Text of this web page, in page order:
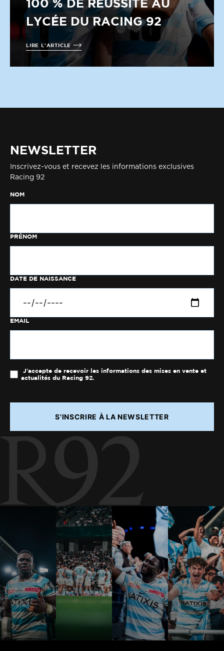
100 % DE RÉUSSITE AU
LYCÉE DU RACING 92
LIRE L'ARTICLE
NEWSLETTER
Inscrivez-vous et recevez les informations exclusives
Racing 92
NOM
PRÉNOM
DATE DE NAISSANCE
EMAIL
J'accepte de recevoir les informations des mises en vente et
actualités du Racing 92.
S'INSCRIRE À LA NEWSLETTER